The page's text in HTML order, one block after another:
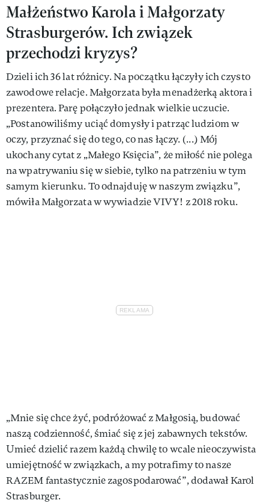
Małżeństwo Karola i Małgorzaty
Strasburgerów. Ich związek
przechodzi kryzys?
Dzieli ich 36 lat różnicy. Na początku łączyły ich czysto
zawodowe relacje. Małgorzata była menadżerką aktora i
prezentera. Parę połączyło jednak wielkie uczucie.
„Postanowiliśmy uciąć domysły i patrząc ludziom w
oczy, przyznać się do tego, co nas łączy. (...) Mój
ukochany cytat z „Małego Księcia”, że miłość nie polega
na wpatrywaniu się w siebie, tylko na patrzeniu w tym
samym kierunku. To odnajduję w naszym związku”,
mówiła Małgorzata w wywiadzie VIVY! z 2018 roku.
„Mnie się chce żyć, podróżować z Małgosią, budować
naszą codzienność, śmiać się z jej zabawnych tekstów.
Umieć dzielić razem każdą chwilę to wcale nieoczywista
umiejętność w związkach, a my potrafimy to nasze
RAZEM fantastycznie zagospodarować”, dodawał Karol
Strasburger.